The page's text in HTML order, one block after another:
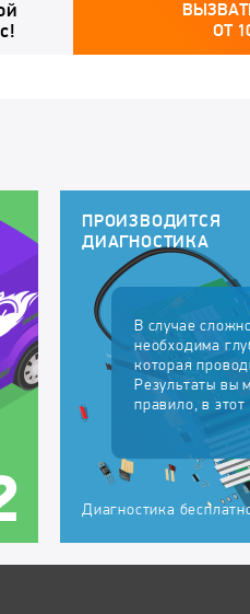
ОТ
ПРОИЗВОДИТСЯ
ДИАГНОСТИКА
В случае
необходима
которая
Результаты вы
правило, в
Диагностика